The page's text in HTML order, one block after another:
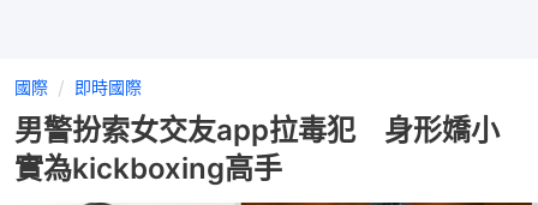
國際 即時國際
男警扮索女交友app拉毒犯 身形嬌小
實為kickboxing高手